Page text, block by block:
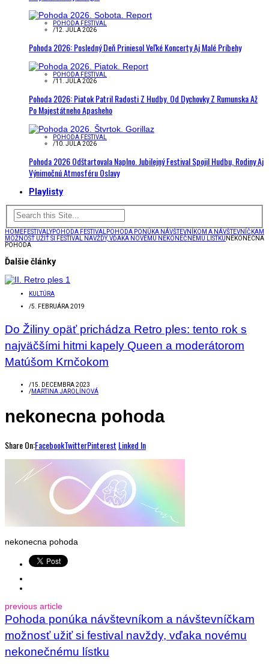
POHODA FESTIVAL
/12. JÚLA 2026
Pohoda 2026: Posledný Deň Priniesol Veľké Koncerty Aj Malé Príbehy
POHODA FESTIVAL
/11. JÚLA 2026
Pohoda 2026: Piatok Patril Radosti Z Hudby. Od Dychovky Z Rumunska Až
Po Majestátneho Apasheho
POHODA FESTIVAL
/10. JÚLA 2026
Pohoda 2026 Odštartovala Naplno. Jubilejný Festival Spojil Hudbu, Rodiny Aj
Výnimočnú Atmosféru Oslavy
Playlisty
HOMEFESTIVALYPOHODA FESTIVAL
POHODA PONÚKA NÁVŠTEVNÍKOM A NÁVŠTEVNÍČKAM
MOŽNOSŤ UŽIŤ SI FESTIVAL NAVŽDY, VĎAKA NOVÉMU NEKONEČNÉMU LÍSTKU NEKONECNA
POHODA
Ďalšie články
KULTÚRA
/5. FEBRUÁRA 2019
Do Žiliny opäť prichádza Retro ples: tento rok s
najväčšími hitmi kapely Queen a moderátorom
Matúšom Krnčokom
/15. DECEMBRA 2023
/MARTINA JAROLÍNOVÁ
nekonecna pohoda
Share On:FacebookTwitterPinterest Linked In
nekonecna pohoda
previous article
Pohoda ponúka návštevníkom a návštevníčkam
možnosť užiť si festival navždy, vďaka novému
nekonečnému lístku